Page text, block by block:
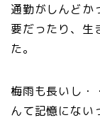
通勤がしんどか
要だったり、生
た。
梅雨も長いし・
んて記憶にない